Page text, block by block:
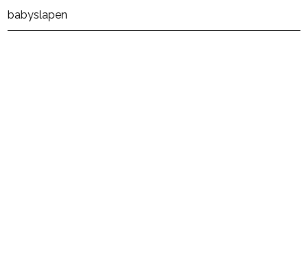
babyslapen